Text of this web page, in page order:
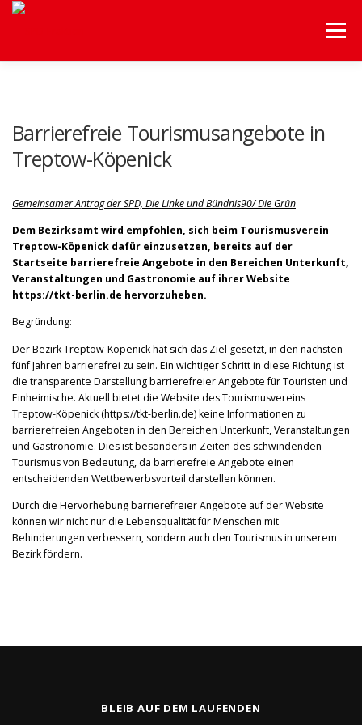
Menü
HILFEN A-Z
BEZIRKSVERORDNETENVERSAMMLUNG SERVICE
Barrierefreie Tourismusangebote in
Treptow-Köpenick
Gemeinsamer Antrag der SPD, Die Linke und Bündnis90/ Die Grün
Dem Bezirksamt wird empfohlen, sich beim Tourismusverein
Treptow-Köpenick dafür einzusetzen, bereits auf der
Startseite barrierefreie Angebote in den Bereichen Unterkunft,
Veranstaltungen und Gastronomie auf ihrer Website
https://tkt-berlin.de hervorzuheben.
Begründung:
Der Bezirk Treptow-Köpenick hat sich das Ziel gesetzt, in den nächsten
fünf Jahren barrierefrei zu sein. Ein wichtiger Schritt in diese Richtung ist
die transparente Darstellung barrierefreier Angebote für Touristen und
Einheimische. Aktuell bietet die Website des Tourismusvereins
Treptow-Köpenick (https://tkt-berlin.de) keine Informationen zu
barrierefreien Angeboten in den Bereichen Unterkunft, Veranstaltungen
und Gastronomie. Dies ist besonders in Zeiten des schwindenden
Tourismus von Bedeutung, da barrierefreie Angebote einen
entscheidenden Wettbewerbsvorteil darstellen können.
Durch die Hervorhebung barrierefreier Angebote auf der Website
können wir nicht nur die Lebensqualität für Menschen mit
Behinderungen verbessern, sondern auch den Tourismus in unserem
Bezirk fördern.
BLEIB AUF DEM LAUFENDEN